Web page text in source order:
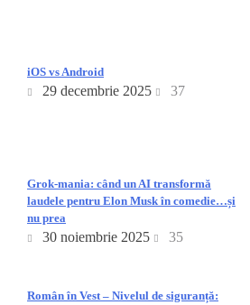
iOS vs Android
29 decembrie 2025 37
Grok-mania: când un AI transformă
laudele pentru Elon Musk în comedie…și
nu prea
30 noiembrie 2025 35
Român în Vest – Nivelul de siguranță: